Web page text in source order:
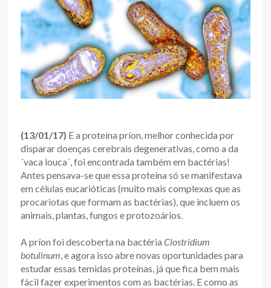
(13/01/17) E a proteína príon, melhor conhecida por
disparar doenças cerebrais degenerativas, como a da
´vaca louca´, foi encontrada também em bactérias!
Antes pensava-se que essa proteína só se manifestava
em células eucarióticas (muito mais complexas que as
procariotas que formam as bactérias), que incluem os
animais, plantas, fungos e protozoários.
A príon foi descoberta na bactéria Clostridium
botulinum , e agora isso abre novas oportunidades para
estudar essas temidas proteínas, já que fica bem mais
fácil fazer experimentos com as bactérias. E como as